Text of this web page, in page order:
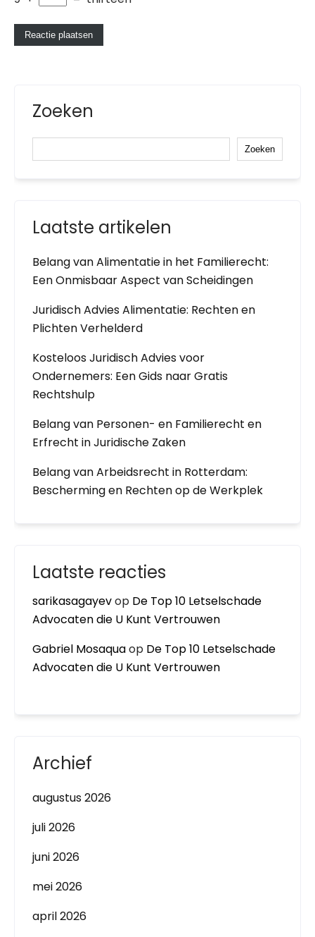
Zoeken
Zoeken
Laatste artikelen
Belang van Alimentatie in het Familierecht:
Een Onmisbaar Aspect van Scheidingen
Juridisch Advies Alimentatie: Rechten en
Plichten Verhelderd
Kosteloos Juridisch Advies voor
Ondernemers: Een Gids naar Gratis
Rechtshulp
Belang van Personen- en Familierecht en
Erfrecht in Juridische Zaken
Belang van Arbeidsrecht in Rotterdam:
Bescherming en Rechten op de Werkplek
Laatste reacties
sarikasagayevop De Top 10 Letselschade
Advocaten die U Kunt Vertrouwen
Gabriel Mosaquaop De Top 10 Letselschade
Advocaten die U Kunt Vertrouwen
Archief
augustus 2026
juli 2026
juni 2026
mei 2026
april 2026